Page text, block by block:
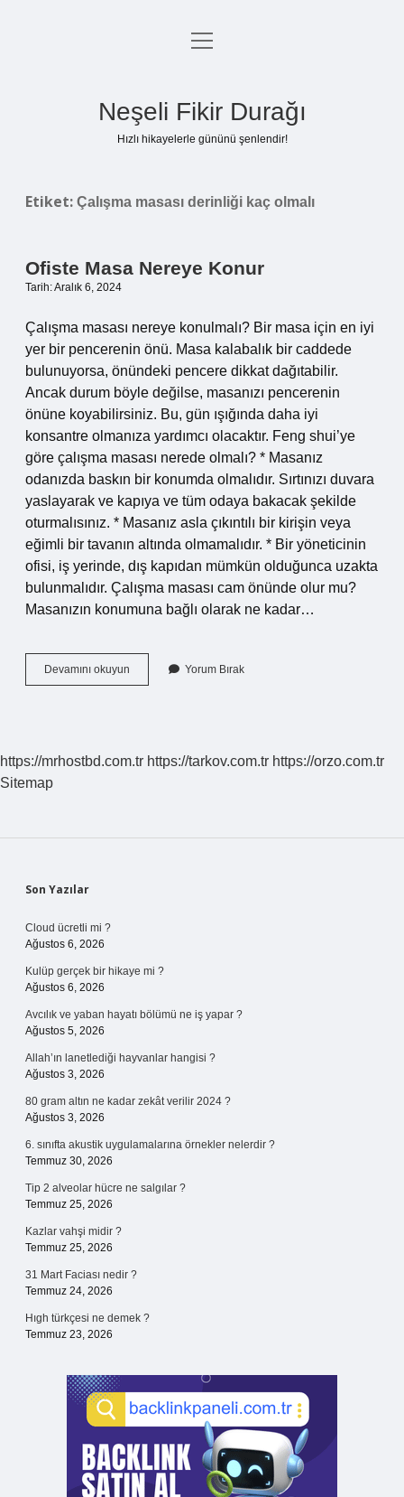
Anasayfa
menüyü
Neşeli Fikir Durağı
Hızlı hikayelerle gününü şenlendir!
Etiket: Çalışma masası derinliği kaç olmalı
Ofiste Masa Nereye Konur
Tarih: Aralık 6, 2024
Çalışma masası nereye konulmalı? Bir masa için en iyi
yer bir pencerenin önü. Masa kalabalık bir caddede
bulunuyorsa, önündeki pencere dikkat dağıtabilir.
Ancak durum böyle değilse, masanızı pencerenin
önüne koyabilirsiniz. Bu, gün ışığında daha iyi
konsantre olmanıza yardımcı olacaktır. Feng shui’ye
göre çalışma masası nerede olmalı? * Masanız
odanızda baskın bir konumda olmalıdır. Sırtınızı duvara
yaslayarak ve kapıya ve tüm odaya bakacak şekilde
oturmalısınız. * Masanız asla çıkıntılı bir kirişin veya
eğimli bir tavanın altında olmamalıdır. * Bir yöneticinin
ofisi, iş yerinde, dış kapıdan mümkün olduğunca uzakta
bulunmalıdır. Çalışma masası cam önünde olur mu?
Masanızın konumuna bağlı olarak ne kadar…
Devamını okuyun
Masa
Yorum Bırak
https://mrhostbd.com.tr https://tarkov.com.tr https://orzo.com.tr
Sitemap
Sidebar
Son Yazılar
Cloud ücretli mi ?
Ağustos 6, 2026
Kulüp gerçek bir hikaye mi ?
Ağustos 6, 2026
Avcılık ve yaban hayatı bölümü ne iş yapar ?
Ağustos 5, 2026
Allah’ın lanetlediği hayvanlar hangisi ?
Ağustos 3, 2026
80 gram altın ne kadar zekât verilir 2024 ?
Ağustos 3, 2026
6. sınıfta akustik uygulamalarına örnekler nelerdir ?
Temmuz 30, 2026
Tip 2 alveolar hücre ne salgılar ?
Temmuz 25, 2026
Kazlar vahşi midir ?
Temmuz 25, 2026
31 Mart Faciası nedir ?
Temmuz 24, 2026
Hıgh türkçesi ne demek ?
Temmuz 23, 2026